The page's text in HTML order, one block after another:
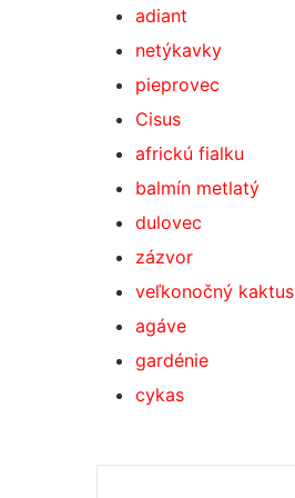
adiant
netýkavky
pieprovec
Cisus
africkú fialku
balmín metlatý
dulovec
zázvor
veľkonočný kaktus
agáve
gardénie
cykas